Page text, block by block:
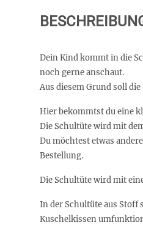
Dein Kind kommt in die
noch gerne anschaut.
Aus diesem Grund soll
Hier bekommtst du eine
Die Schultüte wird mit
Du möchtest etwas
Bestellung.
Die Schultüte wird mit
In der Schultüte aus Stoff
Kuschelkissen